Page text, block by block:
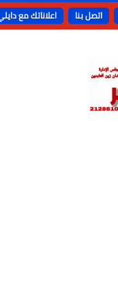
اتصل بنا اعلاناتك مع